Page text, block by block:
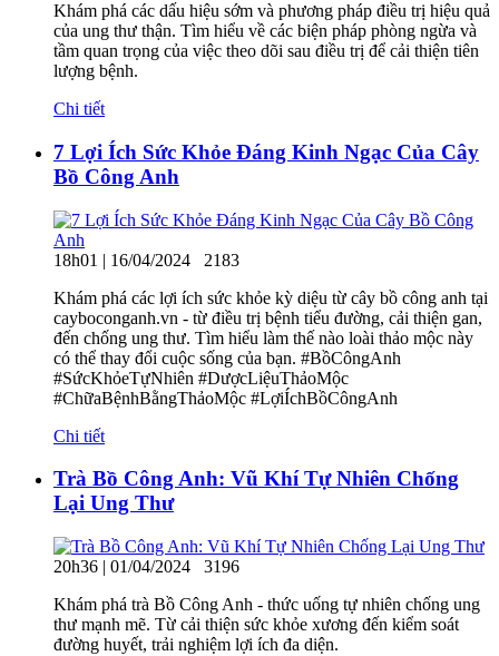
Khám phá các dấu hiệu sớm và phương pháp điều trị hiệu quả
của ung thư thận. Tìm hiểu về các biện pháp phòng ngừa và
tầm quan trọng của việc theo dõi sau điều trị để cải thiện tiên
lượng bệnh.
Chi tiết
7 Lợi Ích Sức Khỏe Đáng Kinh Ngạc Của Cây
Bồ Công Anh
18h01 | 16/04/2024 2183
Khám phá các lợi ích sức khỏe kỳ diệu từ cây bồ công anh tại
cayboconganh.vn - từ điều trị bệnh tiểu đường, cải thiện gan,
đến chống ung thư. Tìm hiểu làm thế nào loài thảo mộc này
có thể thay đổi cuộc sống của bạn. #BồCôngAnh
#SứcKhỏeTựNhiên #DượcLiệuThảoMộc
#ChữaBệnhBằngThảoMộc #LợiÍchBồCôngAnh
Chi tiết
Trà Bồ Công Anh: Vũ Khí Tự Nhiên Chống
Lại Ung Thư
20h36 | 01/04/2024 3196
Khám phá trà Bồ Công Anh - thức uống tự nhiên chống ung
thư mạnh mẽ. Từ cải thiện sức khỏe xương đến kiểm soát
đường huyết, trải nghiệm lợi ích đa diện.